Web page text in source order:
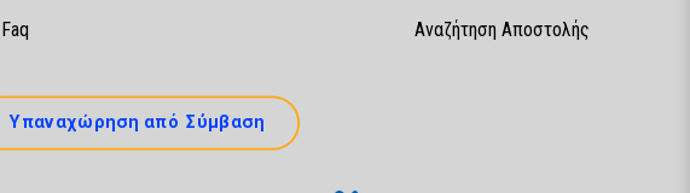
Faq
Αναζήτηση Αποστολής
Υπαναχώρηση από Σύμβαση